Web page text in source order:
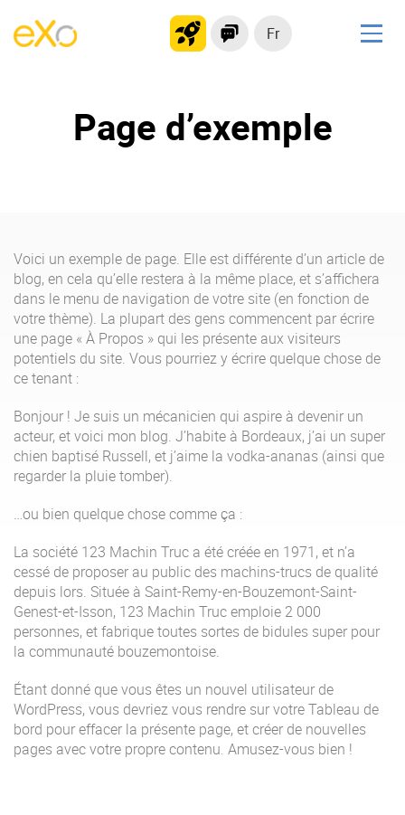
Fr
Plateforme collaborative
Réseau social
Produit
La Plateforme
Pourquoi eXo ?
Mobile
No code
Intégrations
IA maitrisée
Offre Enterprise
eXo Hubs
A propos d’eXo
Centre de ressources
Page d’exemple
Voici un exemple de page. Elle est différente d’un article de
blog, en cela qu’elle restera à la même place, et s’affichera
dans le menu de navigation de votre site (en fonction de
votre thème). La plupart des gens commencent par écrire
une page « À Propos » qui les présente aux visiteurs
potentiels du site. Vous pourriez y écrire quelque chose de
ce tenant :
Bonjour ! Je suis un mécanicien qui aspire à devenir un
acteur, et voici mon blog. J’habite à Bordeaux, j’ai un super
chien baptisé Russell, et j’aime la vodka-ananas (ainsi que
regarder la pluie tomber).
…ou bien quelque chose comme ça :
La société 123 Machin Truc a été créée en 1971, et n’a
cessé de proposer au public des machins-trucs de qualité
depuis lors. Située à Saint-Remy-en-Bouzemont-Saint-
Genest-et-Isson, 123 Machin Truc emploie 2 000
personnes, et fabrique toutes sortes de bidules super pour
la communauté bouzemontoise.
Étant donné que vous êtes un nouvel utilisateur de
WordPress, vous devriez vous rendre sur votreTableau de
bord pour effacer la présente page, et créer de nouvelles
pages avec votre propre contenu. Amusez-vous bien !